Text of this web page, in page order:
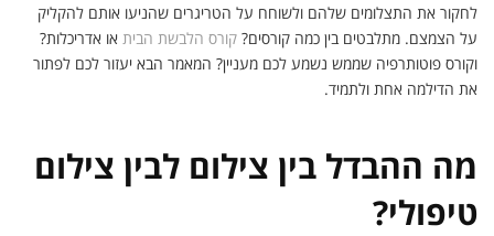
לחקור את התצלומים שלהם ולשוחח על הטריגרים שהניעו אותם להקליק
על הצמצם. מתלבטים בין כמה קורסים? קורס הלבשת הבית או אדריכלות?
וקורס פוטותרפיה שממש נשמע לכם מעניין? המאמר הבא יעזור לכם לפתור
את הדילמה אחת ולתמיד.
מה ההבדל בין צילום לבין צילום
טיפולי?